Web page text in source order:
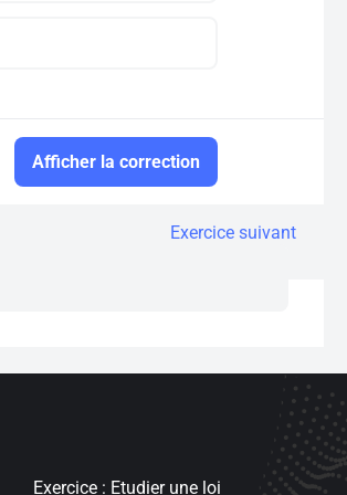
Afficher la correction
Exercice suivant
Exercice : Etudier une loi